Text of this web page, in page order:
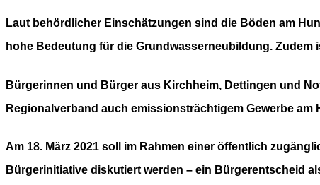
Laut behördlicher Einschätzungen sind die Böden am
hohe Bedeutung für die Grundwasserneubildung.
Bürgerinnen und Bürger aus Kirchheim, Dettingen und
Regionalverband auch emissionsträchtigem Gewerbe
Am 18. März 2021 soll im Rahmen einer öffentlich
Bürgerinitiative diskutiert werden – ein Bürgerentscheid